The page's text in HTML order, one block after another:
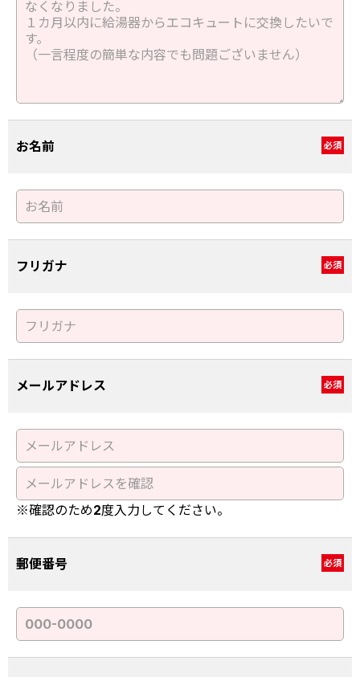
お名前 必須
フリガナ 必須
メールアドレス 必須
※確認のため2度入力してください。
郵便番号 必須